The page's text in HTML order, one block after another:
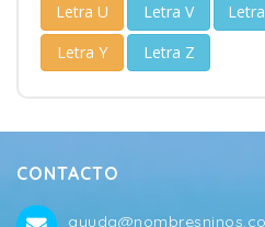
Letra U
Letra V
Letra Y
Letra Z
CONTACTO